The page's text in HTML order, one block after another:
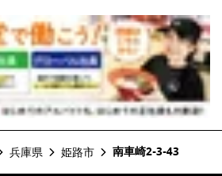
兵庫県 姫路市 南車崎2-3-43